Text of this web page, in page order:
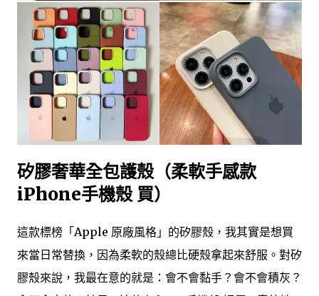
矽膠奢華全包護殼（柔軟手感款
iPhone手機殼 買）
這款標榜「Apple 原廠風格」的矽膠殼，我其實是想買
來當日常替換，因為柔軟的殼總比硬殼拿起來舒服。對矽
膠殼來說，我最在意的就是：會不會黏手？會不會積灰？